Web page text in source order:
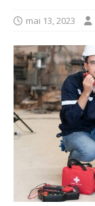
mai 13, 2023